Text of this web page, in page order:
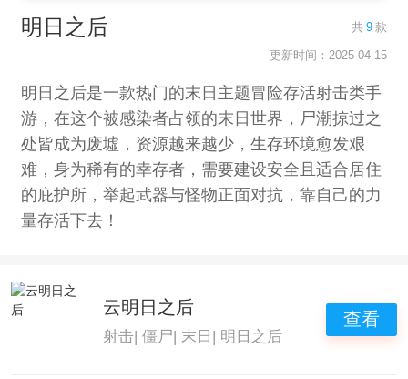
明日之后 共 9 款
更新时间：2025-04-15
明日之后是一款热门的末日主题冒险存活射击类手
游，在这个被感染者占领的末日世界，尸潮掠过之
处皆成为废墟，资源越来越少，生存环境愈发艰
难，身为稀有的幸存者，需要建设安全且适合居住
的庇护所，举起武器与怪物正面对抗，靠自己的力
量存活下去！
云明日之后
射击|僵尸|末日 | 明日之后
查看